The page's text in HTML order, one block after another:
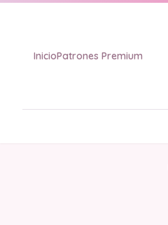
InicioPatrones Premium